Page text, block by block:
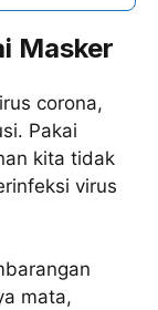
Masker
corona,
Pakai
kita tidak
virus
mata,